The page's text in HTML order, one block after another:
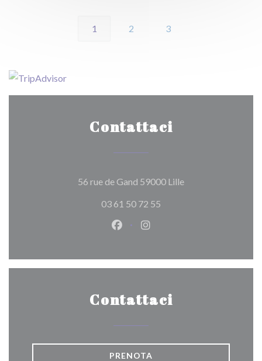
1 2 3
Contattaci
56 rue de Gand 59000 Lille((apre una nuova
03 61 50 72 55
Facebook ((apre una nuova
Instagram ((apre una
Contattaci
PRENOTA